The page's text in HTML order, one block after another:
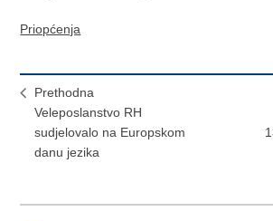
Priopćenja
Prethodna
Veleposlanstvo RH
sudjelovalo na Europskom
danu jezika